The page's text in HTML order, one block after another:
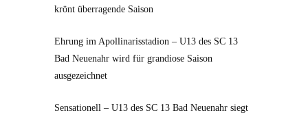
krönt überragende Saison
Ehrung im Apollinarisstadion – U13 des SC 13
Bad Neuenahr wird für grandiose Saison
ausgezeichnet
Sensationell – U13 des SC 13 Bad Neuenahr siegt